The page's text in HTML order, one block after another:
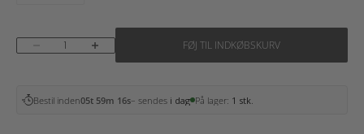
Sænk antal Øg antal FØJ TIL INDKØBSKURV
Bestil inden05t 59m 15s– sendes i dag På lager: 1 stk.